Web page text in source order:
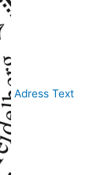
Adress Text